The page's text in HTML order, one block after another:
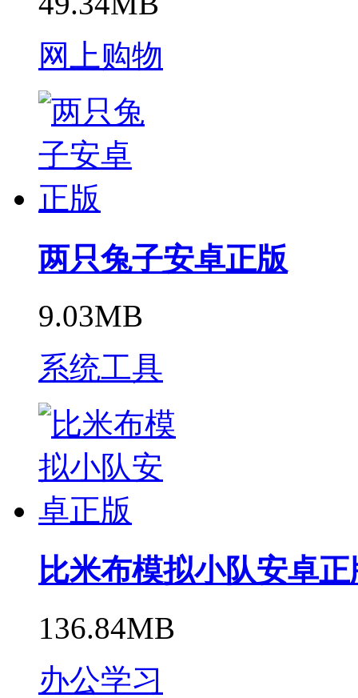
网上购物
两只兔子安卓正版
9.03MB
系统工具
比米布模拟小队安卓正
136.84MB
办公学习